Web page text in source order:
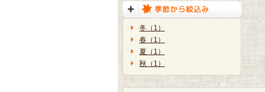
冬（1）
春（1）
夏（1）
秋（1）